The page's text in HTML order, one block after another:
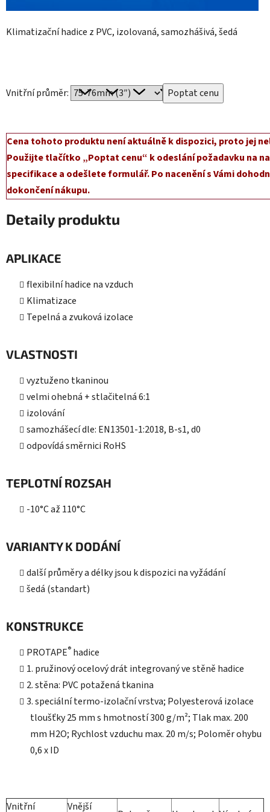
Klimatizační hadice z PVC, izolovaná, samozhášivá, šedá
Vnitřní průměr:
Cena tohoto produktu není aktuálně k dispozici, proto jej
Použijte tlačítko „Poptat cenu“ k odeslání požadavku na
specifikace a odešlete formulář. Po nacenění s Vámi
dokončení nákupu.
Detaily produktu
APLIKACE
flexibilní hadice na vzduch
Klimatizace
Tepelná a zvuková izolace
VLASTNOSTI
vyztuženo tkaninou
velmi ohebná + stlačitelná 6:1
izolování
samozhášecí dle: EN13501-1:2018, B-s1, d0
odpovídá směrnici RoHS
TEPLOTNÍ ROZSAH
-10°C až 110°C
VARIANTY K DODÁNÍ
další průměry a délky jsou k dispozici na vyžádání
šedá (standart)
KONSTRUKCE
PROTAPE® hadice
1. pružinový ocelový drát integrovaný ve stěně hadice
2. stěna: PVC potažená tkanina
3. speciální termo-izolační vrstva; Polyesterová izolace
tloušťky 25 mm s hmotností 300 g/m²; Tlak max. 200
mm H2O; Rychlost vzduchu max. 20 m/s; Poloměr ohybu
0,6 x ID
Vnitřní Vnější